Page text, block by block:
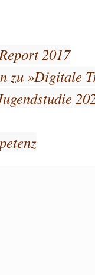
2017
zu »Digitale